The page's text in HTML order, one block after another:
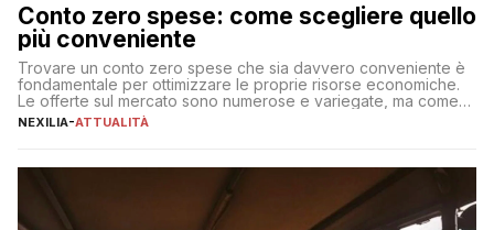
Conto zero spese: come scegliere quello
più conveniente
Trovare un conto zero spese che sia davvero conveniente è
fondamentale per ottimizzare le proprie risorse economiche.
Le offerte sul mercato sono numerose e variegate, ma come
individuare quella più adatta alle proprie esigenze senza
sul […]
NEXILIA-ATTUALITÀ